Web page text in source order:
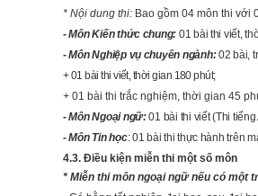
* Nội dung thi: Bao gồm 04 môn thi với
- Môn Kiến thức chung: 01 bài thi viết,
- Môn Nghiệp vụ chuyên ngành:02 bài,
+ 01 bài thi viết, thời gian 180 phút;
+ 01 bài thi trắc nghiệm, thời gian 45
- Môn Ngoại ngữ:01 bài thi viết (Thi
- Môn Tin học: 01 bài thi thực hành trên
4.3. Điều kiện miễn thi một số môn
* Miễn thi môn ngoại ngữ nếu có một